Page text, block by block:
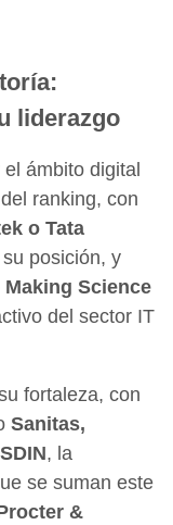
liderazgo
ámbito digital
ranking, con
o Tata
posición, y
Making Science
del sector IT
fortaleza, con
Sanitas,
, la
se suman este
&